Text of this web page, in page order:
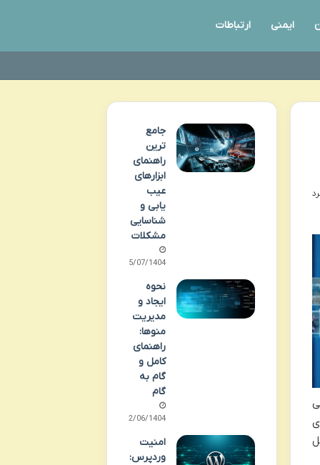
ایمنی ارتباطات
جامع
ترین
راهنمای
ابزارهای
عیب
یابی و
شناسایی
مشکلات
05/07/1404
نحوه
ایجاد و
مدیریت
منوها:
راهنمای
کامل و
گام به
گام
02/06/1404
امنیت
وردپرس: